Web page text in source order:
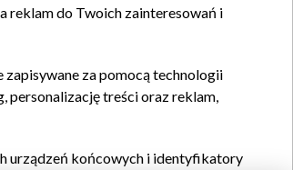
reklam do Twoich zainteresowań i
zapisywane za pomocą technologii
personalizację treści oraz reklam,
urządzeń końcowych i identyfikatory